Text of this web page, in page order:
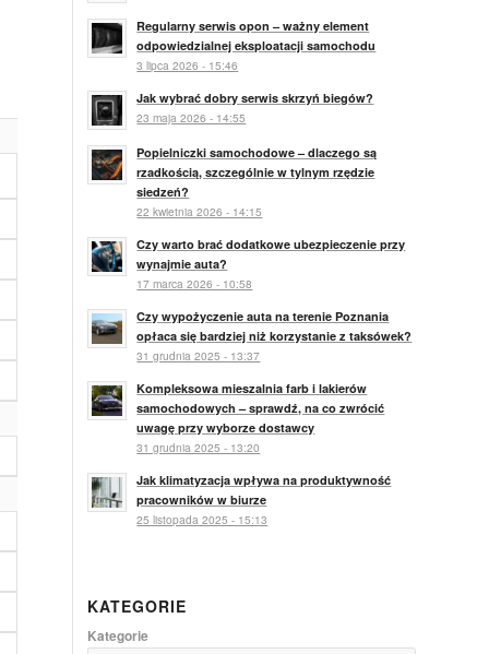
Regularny serwis opon – ważny element
odpowiedzialnej eksploatacji samochodu
3 lipca 2026 - 15:46
Jak wybrać dobry serwis skrzyń biegów?
23 maja 2026 - 14:55
Popielniczki samochodowe – dlaczego są
rzadkością, szczególnie w tylnym rzędzie
siedzeń?
22 kwietnia 2026 - 14:15
Czy warto brać dodatkowe ubezpieczenie przy
wynajmie auta?
17 marca 2026 - 10:58
Czy wypożyczenie auta na terenie Poznania
opłaca się bardziej niż korzystanie z taksówek?
31 grudnia 2025 - 13:37
Kompleksowa mieszalnia farb i lakierów
samochodowych – sprawdź, na co zwrócić
uwagę przy wyborze dostawcy
31 grudnia 2025 - 13:20
Jak klimatyzacja wpływa na produktywność
pracowników w biurze
25 listopada 2025 - 15:13
KATEGORIE
Kategorie